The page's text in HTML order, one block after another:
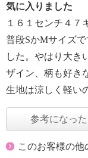
気に入りました
１６１センチ４７
普段SかMサイズ
した。やはり大き
ザイン、柄も好き
生地は涼しく軽い
参考になった
このお客様の他